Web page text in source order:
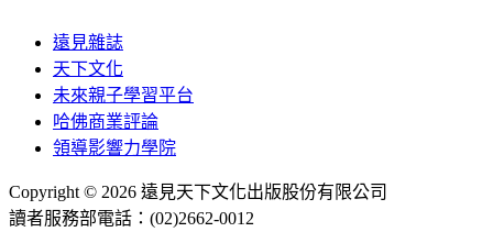
遠見雜誌
天下文化
未來親子學習平台
哈佛商業評論
領導影響力學院
Copyright © 2026 遠見天下文化出版股份有限公司
讀者服務部電話：(02)2662-0012